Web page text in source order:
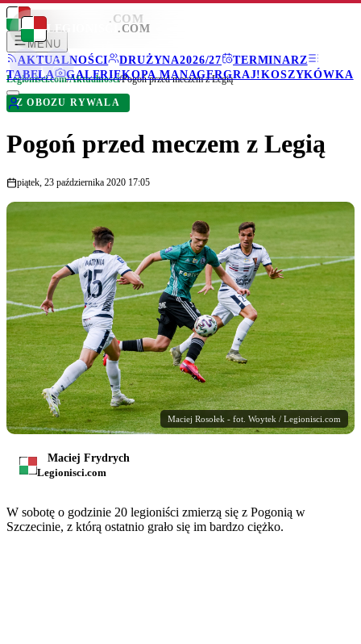
LEGIONISCI .COM
MENU
AKTUALNOŚCI
DRUŻYNA2026/27
TERMINARZ
TABELA
GALERIEKOPA MANAGERGRAJ!KOSZYKÓWKA
LEGIONISCI .COM
Legionisci.com/Aktualności/Pogoń przed meczem z Legią
Z OBOZU RYWALA
Pogoń przed meczem z Legią
piątek, 23 października 2020 17:05
Maciej Rosołek - fot. Woytek / Legionisci.com
Maciej Frydrych
Legionisci.com
W sobotę o godzinie 20 legioniści zmierzą się z Pogonią w
Szczecinie, z którą ostatnio grało się im bardzo ciężko.